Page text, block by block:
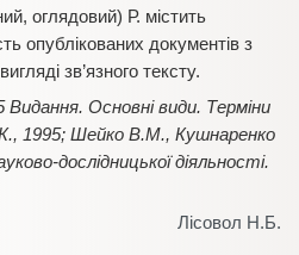
оглядовий) Р. містить
опублікованих документів з
зв’язного тексту.
Видання. Основні види. Терміни
1995; Шейко В.М., Кушнаренко
дослідницької діяльності.
Лісовол Н.Б.